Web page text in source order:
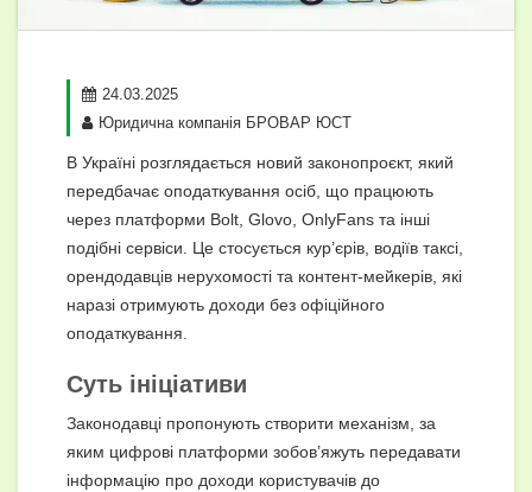
24.03.2025
Юридична компанія БРОВАР ЮСТ
В Україні розглядається новий законопроєкт, який
передбачає оподаткування осіб, що працюють
через платформи Bolt, Glovo, OnlyFans та інші
подібні сервіси. Це стосується кур’єрів, водіїв таксі,
орендодавців нерухомості та контент-мейкерів, які
наразі отримують доходи без офіційного
оподаткування.
Суть ініціативи
Законодавці пропонують створити механізм, за
яким цифрові платформи зобов’яжуть передавати
інформацію про доходи користувачів до